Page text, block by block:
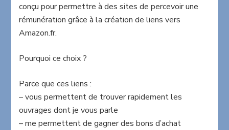
conçu pour permettre à des sites de percevoir une
rémunération grâce à la création de liens vers
Amazon.fr.
Pourquoi ce choix ?
Parce que ces liens :
– vous permettent de trouver rapidement les
ouvrages dont je vous parle
– me permettent de gagner des bons d’achat